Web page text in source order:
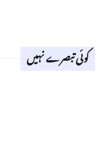
کوئی تبصرے نہیں